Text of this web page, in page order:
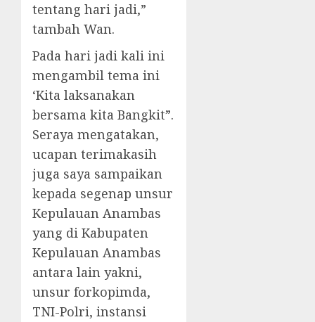
tentang hari jadi,”
tambah Wan.
Pada hari jadi kali ini
mengambil tema ini
‘Kita laksanakan
bersama kita Bangkit”.
Seraya mengatakan,
ucapan terimakasih
juga saya sampaikan
kepada segenap unsur
Kepulauan Anambas
yang di Kabupaten
Kepulauan Anambas
antara lain yakni,
unsur forkopimda,
TNI-Polri, instansi